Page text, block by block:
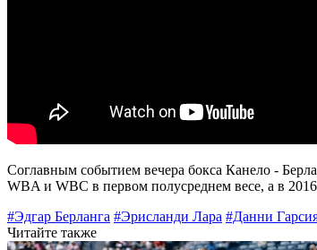
Соглавным событием вечера бокса Канело -
WBA и WBC в первом полусреднем весе, а в
#Эдгар Берланга #Эрисланди Лара #Данни
Читайте также